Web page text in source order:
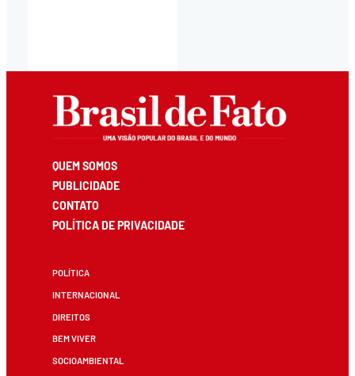
QUEM SOMOS
PUBLICIDADE
CONTATO
POLÍTICA DE PRIVACIDADE
POLÍTICA
INTERNACIONAL
DIREITOS
BEM VIVER
SOCIOAMBIENTAL